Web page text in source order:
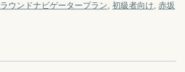
ラウンドナビゲータープラン 初級者向け 赤坂